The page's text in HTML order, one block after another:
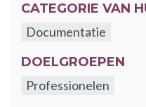
CATEGORIE VAN
Documentatie
DOELGROEPEN
Professionelen